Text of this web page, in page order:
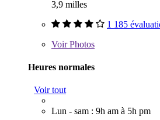
3,9 milles
1 185
VoirPhotos
Heures normales
Voir tout
Lun - sam : 9h am à 5h pm